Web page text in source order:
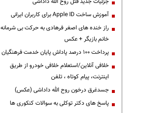
آموزش ساخت Apple ID برای کاربران ایرانی
راز خنده های اصغر فرهادی به حرکت بی شرمانه
خانم بازیگر + عکس
پرداخت ۱۰۰ درصد پاداش پایان خدمت فرهنگیان
خلافی آنلاین/استعلام خلافی خودرو از طریق
اینترنت، پیام کوتاه ، تلفن
جسدغرق درخون روح الله داداشی (عکس)
پاسخ های دکتر توکلی به سوالات کنکوری ها